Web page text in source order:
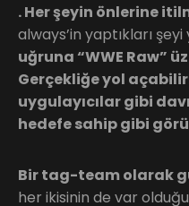
. Her şeyin önlerine
always’in yaptıkları şeyi
uğruna “WWE Raw”
Gerçekliğe yol
uygulayıcılar gibi
hedefe sahip gibi
Bir tag-team olarak
her ikisinin de var